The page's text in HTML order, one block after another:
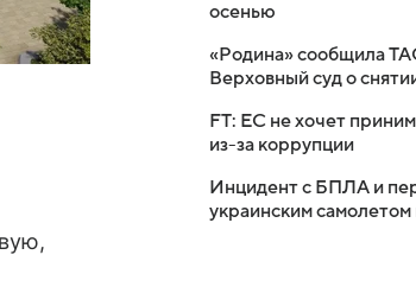
осенью
«Родина» сообщила
Верховный суд о
FT: ЕС не хочет
из-за коррупции
Инцидент с БПЛА и
украинским